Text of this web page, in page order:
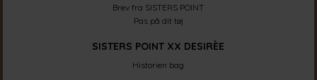
Brev fra SISTERS POINT
Pas på dit tøj
SISTERS POINT XX DESIRÈE
Historien bag